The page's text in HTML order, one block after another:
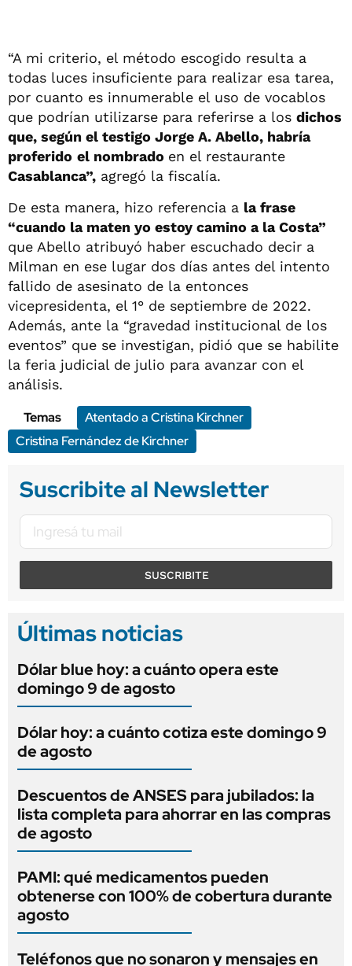
“A mi criterio, el método escogido resulta a
todas luces insuficiente para realizar esa tarea,
por cuanto es innumerable el uso de vocablos
que podrían utilizarse para referirse a los dichos
que, según el testigo Jorge A. Abello, habría
proferido el nombrado en el restaurante
Casablanca”, agregó la fiscalía.
De esta manera, hizo referencia a la frase
“cuando la maten yo estoy camino a la Costa”
que Abello atribuyó haber escuchado decir a
Milman en ese lugar dos días antes del intento
fallido de asesinato de la entonces
vicepresidenta, el 1° de septiembre de 2022.
Además, ante la “gravedad institucional de los
eventos” que se investigan, pidió que se habilite
la feria judicial de julio para avanzar con el
análisis.
Temas
Atentado a Cristina Kirchner
Cristina Fernández de Kirchner
Suscribite al Newsletter
SUSCRIBITE
Últimas noticias
Dólar blue hoy: a cuánto opera este
domingo 9 de agosto
Dólar hoy: a cuánto cotiza este domingo 9
de agosto
Descuentos de ANSES para jubilados: la
lista completa para ahorrar en las compras
de agosto
PAMI: qué medicamentos pueden
obtenerse con 100% de cobertura durante
agosto
Teléfonos que no sonaron y mensajes en